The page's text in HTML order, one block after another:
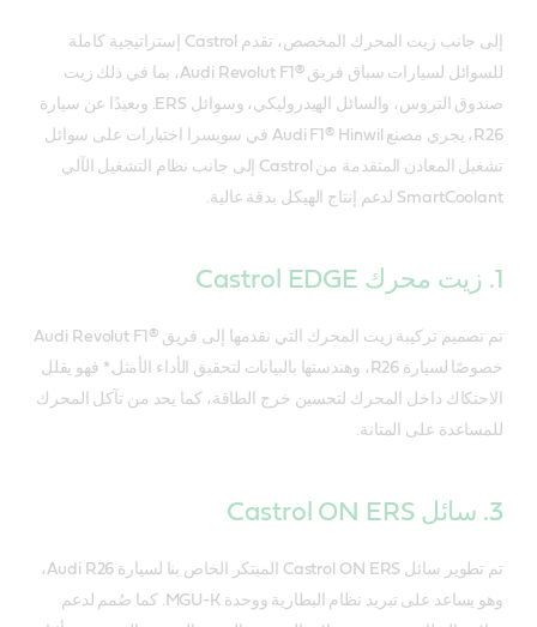
إلى جانب زيت المحرك المخصص، تقدم Castrol إستراتيجية كاملة
للسوائل لسيارات سباق فريق Audi Revolut F1®‎، بما في ذلك زيت
صندوق التروس، والسائل الهيدروليكي، وسوائل ERS. وبعيدًا عن سيارة
R26، يجري مصنع Audi F1® Hinwil في سويسرا اختبارات على سوائل
تشغيل المعادن المتقدمة من Castrol إلى جانب نظام التشغيل الآلي
SmartCoolant لدعم إنتاج الهيكل بدقة عالية.
1. زيت محرك Castrol EDGE
تم تصميم تركيبة زيت المحرك التي نقدمها إلى فريق Audi Revolut F1®‎
خصوصًا لسيارة R26، وهندستها بالبيانات لتحقيق الأداء الأمثل.* فهو يقلل
الاحتكاك داخل المحرك لتحسين خرج الطاقة، كما يحد من تآكل المحرك
للمساعدة على المتانة.
3. سائل Castrol ON ERS
تم تطوير سائل Castrol ON ERS المبتكر الخاص بنا لسيارة Audi R26،
وهو يساعد على تبريد نظام البطارية ووحدة MGU-K. كما صُمم لدعم